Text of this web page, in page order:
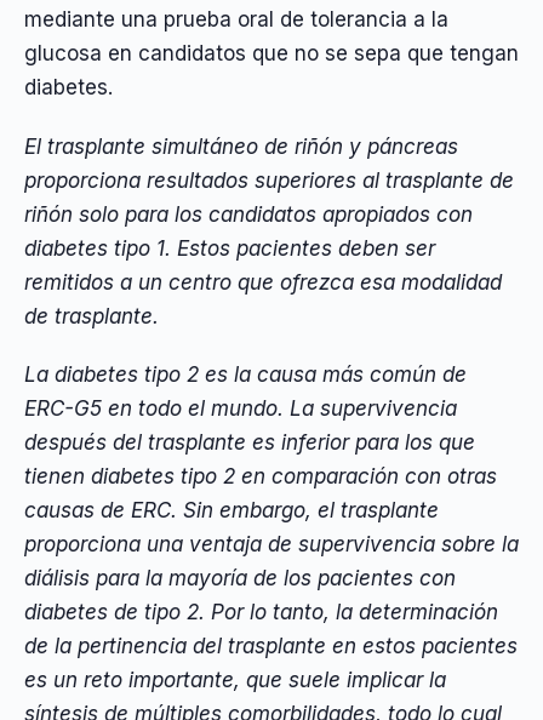
mediante una prueba oral de tolerancia a la
glucosa en candidatos que no se sepa que tengan
diabetes.
El trasplante simultáneo de riñón y páncreas
proporciona resultados superiores al trasplante de
riñón solo para los candidatos apropiados con
diabetes tipo 1. Estos pacientes deben ser
remitidos a un centro que ofrezca esa modalidad
de trasplante.
La diabetes tipo 2 es la causa más común de
ERC-G5 en todo el mundo. La supervivencia
después del trasplante es inferior para los que
tienen diabetes tipo 2 en comparación con otras
causas de ERC. Sin embargo, el trasplante
proporciona una ventaja de supervivencia sobre la
diálisis para la mayoría de los pacientes con
diabetes de tipo 2. Por lo tanto, la determinación
de la pertinencia del trasplante en estos pacientes
es un reto importante, que suele implicar la
síntesis de múltiples comorbilidades, todo lo cual